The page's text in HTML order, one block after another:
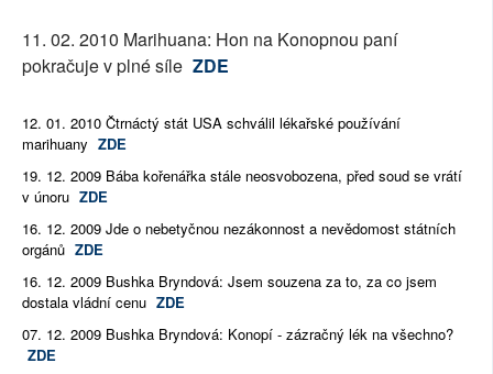
11. 02. 2010 Marihuana: Hon na Konopnou paní
pokračuje v plné síle ZDE
12. 01. 2010 Čtrnáctý stát USA schválil lékařské používání
marihuany ZDE
19. 12. 2009 Bába kořenářka stále neosvobozena, před soud se vrátí
v únoru ZDE
16. 12. 2009 Jde o nebetyčnou nezákonnost a nevědomost státních
orgánů ZDE
16. 12. 2009 Bushka Bryndová: Jsem souzena za to, za co jsem
dostala vládní cenu ZDE
07. 12. 2009 Bushka Bryndová: Konopí - zázračný lék na všechno?
ZDE